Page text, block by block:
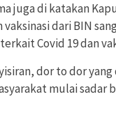
juga di katakan
vaksinasi dari BIN
Covid 19 dan
dor to dor
mulai sadar